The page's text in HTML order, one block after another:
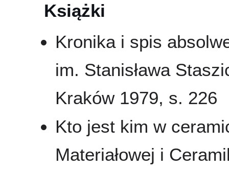
Książki
Kronika i spis
im. Stanisława
Kraków 1979, s. 226
Kto jest kim w
Materiałowej i